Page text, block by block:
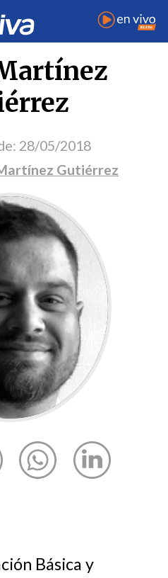
28/05/2018
Gutiérrez
Básica y